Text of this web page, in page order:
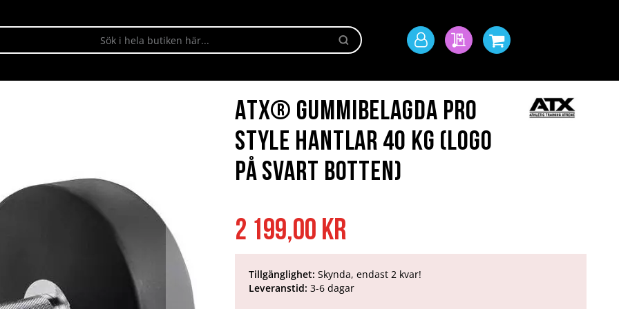
Sök
Mitt
Min offertMin kundvagn
2 199,00 kr
Tillgänglighet: Skynda, endast 2 kvar!
Leveranstid: 3-6 dagar
ATX® Gummibelagda Pro
Style Hantlar 40 kg (Logo
på svart botten)